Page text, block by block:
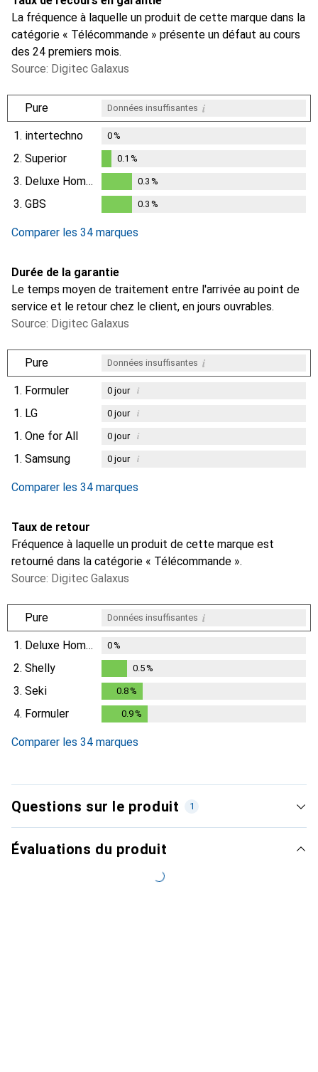
La fréquence à laquelle un produit de cette marque dans la
catégorie « Télécommande » présente un défaut au cours
des 24 premiers mois.
Source: Digitec Galaxus
Pure Données insuffisantes i
1. intertechno 0%
2. Superior
%
0.1 %
3. Deluxe Homeart
0.3%
0.3 %
3. GBS 0.3 %
Comparer les 34 marques
Durée de la garantie
Le temps moyen de traitement entre l'arrivée au point de
service et le retour chez le client, en jours ouvrables.
Source: Digitec Galaxus
Pure Données insuffisantes i
1. Formuler 0jour i
1. LG 0jour i
1. One for All 0jour i
1. Samsung 0jour i
Comparer les 34 marques
Taux de retour
Fréquence à laquelle un produit de cette marque est
retourné dans la catégorie « Télécommande ».
Source: Digitec Galaxus
Pure Données insuffisantes i
1. Deluxe Homeart 0%
2. Shelly
0.5%
0.5%
3. Seki 0.8%
4. Formuler 0.9 %
Comparer les 34 marques
Questions sur le produit 1
Évaluations du produit